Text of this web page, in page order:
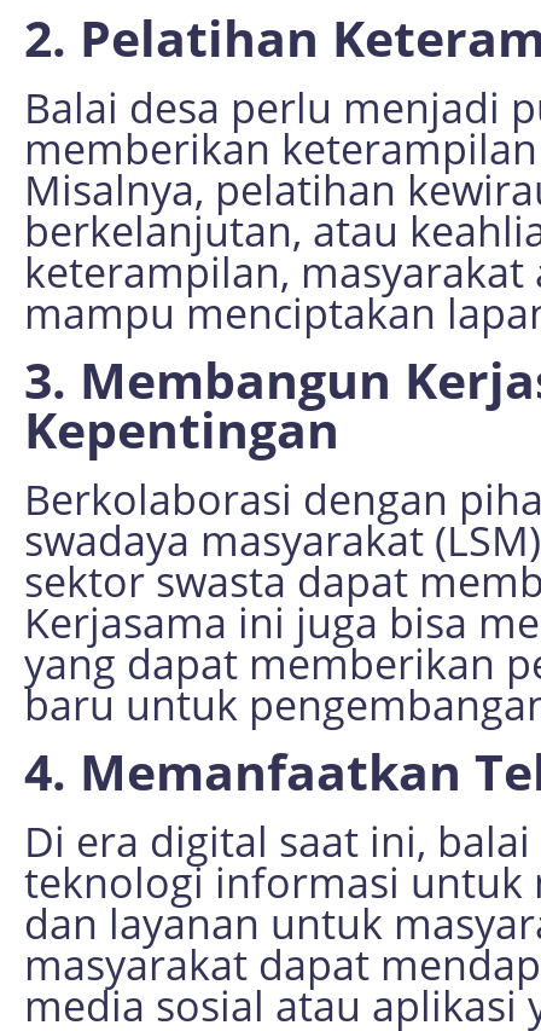
2. Pelatihan
Balai desa perlu menjadi
memberikan
Misalnya, pelatihan
berkelanjutan, atau
keterampilan,
mampu menciptakan
3. Membangun
Kepentingan
Berkolaborasi dengan
swadaya masyarakat
sektor swasta dapat
Kerjasama ini juga bisa
yang dapat memberikan
baru untuk
4. Memanfaatkan
Di era digital saat ini,
teknologi informasi untuk
dan layanan untuk
masyarakat dapat
media sosial atau aplikasi